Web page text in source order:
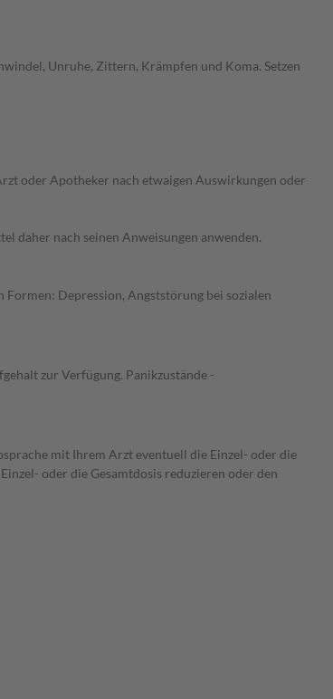
Unruhe, Zittern, Krämpfen und Koma. Setzen
oder Apotheker nach etwaigen Auswirkungen oder
daher nach seinen Anweisungen anwenden.
Depression, Angststörung bei sozialen
zur Verfügung. Panikzustände -
mit Ihrem Arzt eventuell die Einzel- oder die
oder die Gesamtdosis reduzieren oder den